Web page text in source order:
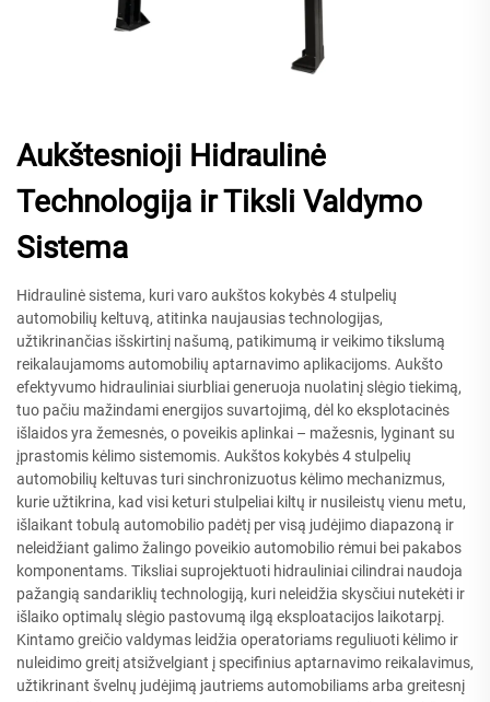
Aukštesnioji Hidraulinė
Technologija ir Tiksli Valdymo
Sistema
Hidraulinė sistema, kuri varo aukštos kokybės 4 stulpelių
automobilių keltuvą, atitinka naujausias technologijas,
užtikrinančias išskirtinį našumą, patikimumą ir veikimo tikslumą
reikalaujamoms automobilių aptarnavimo aplikacijoms. Aukšto
efektyvumo hidrauliniai siurbliai generuoja nuolatinį slėgio tiekimą,
tuo pačiu mažindami energijos suvartojimą, dėl ko eksplotacinės
išlaidos yra žemesnės, o poveikis aplinkai – mažesnis, lyginant su
įprastomis kėlimo sistemomis. Aukštos kokybės 4 stulpelių
automobilių keltuvas turi sinchronizuotus kėlimo mechanizmus,
kurie užtikrina, kad visi keturi stulpeliai kiltų ir nusileistų vienu metu,
išlaikant tobulą automobilio padėtį per visą judėjimo diapazoną ir
neleidžiant galimo žalingo poveikio automobilio rėmui bei pakabos
komponentams. Tiksliai suprojektuoti hidrauliniai cilindrai naudoja
pažangią sandariklių technologiją, kuri neleidžia skysčiui nutekėti ir
išlaiko optimalų slėgio pastovumą ilgą eksploatacijos laikotarpį.
Kintamo greičio valdymas leidžia operatoriams reguliuoti kėlimo ir
nuleidimo greitį atsižvelgiant į specifinius aptarnavimo reikalavimus,
užtikrinant švelnų judėjimą jautriems automobiliams arba greitesnį